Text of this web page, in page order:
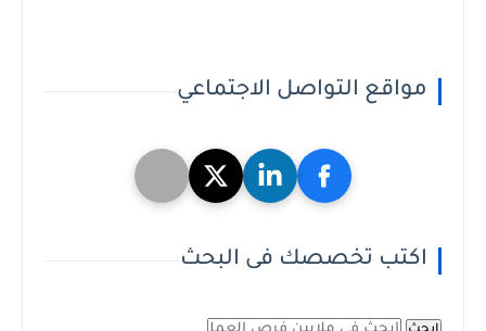
مواقع التواصل الاجتماعي
اكتب تخصصك فى البحث